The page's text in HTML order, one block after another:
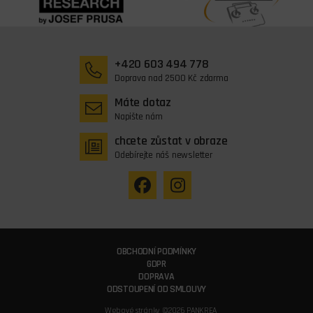
+420 603 494 778
Doprava nad 2500 Kč zdarma
Máte dotaz
Napište nám
chcete zůstat v obraze
Odebírejte náš newsletter
OBCHODNÍ PODMÍNKY
GDPR
DOPRAVA
ODSTOUPENÍ OD SMLOUVY
Webové stránky ©2026 PANKREA